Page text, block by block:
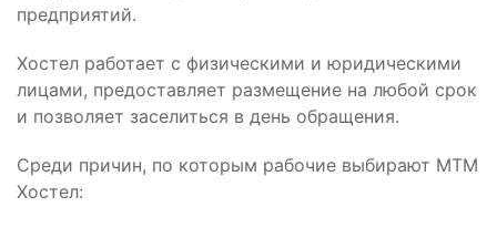
предприятий.
Хостел работает с физическими и юридическими
лицами, предоставляет размещение на любой срок
и позволяет заселиться в день обращения.
Среди причин, по которым рабочие выбирают МТМ
Хостел: